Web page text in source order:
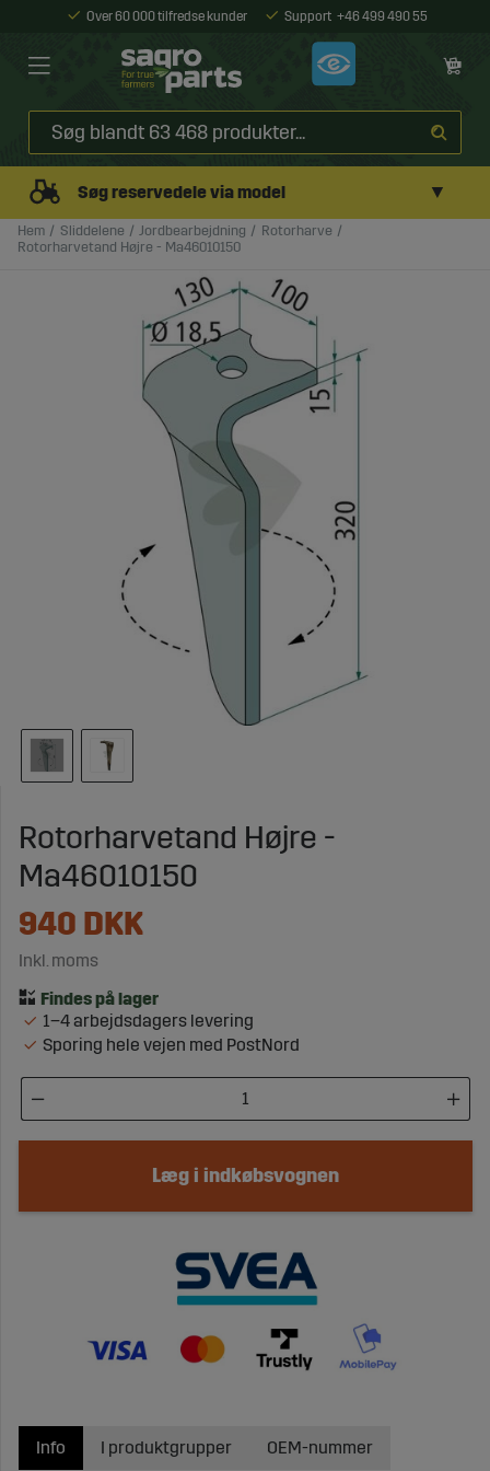
Over 60 000 tilfredse kunder Support +46 499 490 55
Søg reservedele via model ▼
Hem Sliddelene Jordbearbejdning
Rotorharve
Rotorharvetand Højre - Ma46010150
Rotorharvetand Højre -
Ma46010150
940 DKK
Inkl. moms
1–4 arbejdsdagers levering
Sporing hele vejen med PostNord
Læg i indkøbsvognen
Info I produktgrupper OEM-nummer